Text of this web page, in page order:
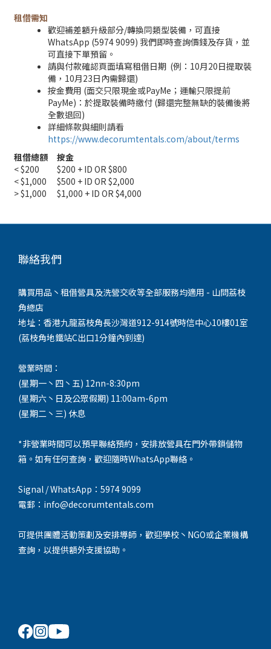
租借需知
歡迎補差額升級部分/轉換同類型裝備，可直接
WhatsApp (5974 9099) 我們即時查詢價錢及存貨，並
可直接下單預留。
請與付款確認頁面填寫租借日期 (例：10月20日提取裝
備，10月23日內需歸還)
按金費用 (面交只限現金或PayMe；運輸只限提前
PayMe)：於提取裝備時繳付 (歸還完整無缺的裝備後將
全數退回)
詳細條款與細則請看
https://www.decorumtentals.com/about/terms
租借總額 按金
< $200
$200 + ID OR $800
< $1,000
$500 + ID OR $2,000
> $1,000 $1,000 + ID OR $4,000
聯絡我們
購買用品丶租借營具及洗營交收等全部服務均適用 - 山問荔枝
角總店
地址：香港九龍荔枝角長沙灣道912-914號時信中心10樓01室
(荔枝角地鐵站C出口1分鐘內到達)
營業時間：
(星期一丶四丶五) 12nn-8:30pm
(星期六丶日及公眾假期) 11:00am-6pm
(星期二丶三) 休息
*非營業時間可以預早聯絡預約，安排放營具在門外帶鎖儲物
箱。如有任何查詢，歡迎隨時WhatsApp聯絡。
Signal / WhatsApp：5974 9099
電郵：info@decorumtentals.com
可提供團體活動策劃及安排導師，歡迎學校丶NGO或企業機構
查詢，以提供額外支援協助。